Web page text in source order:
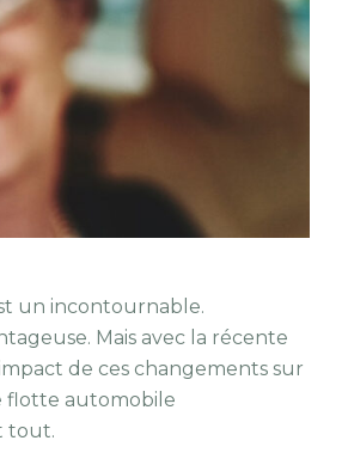
un incontournable.
Mais avec la récente
de ces changements sur
flotte automobile
tout.